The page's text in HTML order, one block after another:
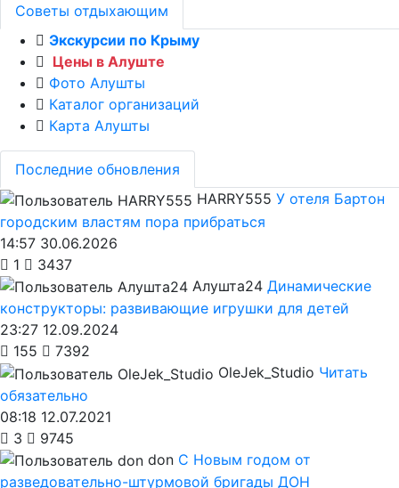
Советы отдыхающим
Экскурсии по Крыму
Цены в Алуште
Фото Алушты
Каталог организаций
Карта Алушты
Последние обновления
HARRY555 У отеля Бартон
городским властям пора прибраться
14:57 30.06.2026
1
3437
Алушта24 Динамические
конструкторы: развивающие игрушки для детей
23:27 12.09.2024
155
7392
OleJek_Studio Читать
обязательно
08:18 12.07.2021
3
9745
don С Новым годом от
разведовательно-штурмовой бригады ДОН